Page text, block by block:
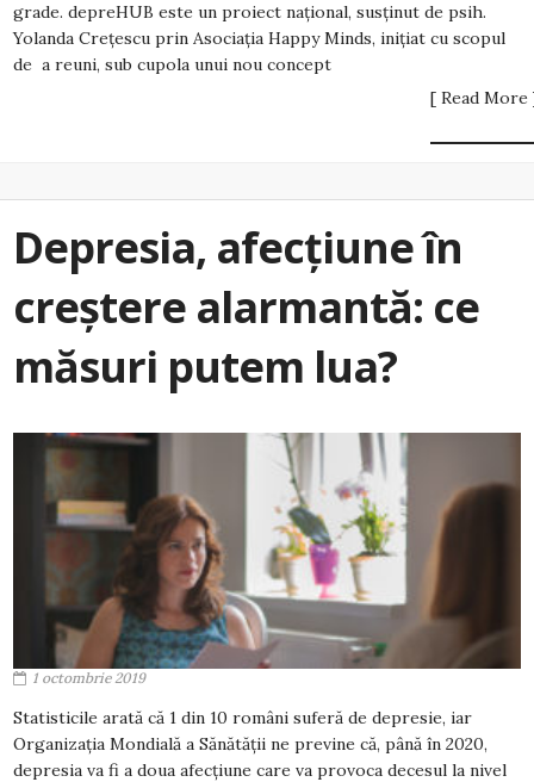
grade. depreHUB este un proiect național, susținut de psih.
Yolanda Crețescu prin Asociația Happy Minds, inițiat cu scopul
de a reuni, sub cupola unui nou concept
[ Read More
Depresia, afecțiune în
creștere alarmantă: ce
măsuri putem lua?
1 octombrie 2019
Statisticile arată că 1 din 10 români suferă de depresie, iar
Organizația Mondială a Sănătății ne previne că, până în 2020,
depresia va fi a doua afecțiune care va provoca decesul la nivel